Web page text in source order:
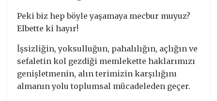
Peki biz hep böyle yaşamaya mecbur muyuz?
Elbette ki hayır!
İşsizliğin, yoksulluğun, pahalılığın, açlığın ve
sefaletin kol gezdiği memlekette haklarımızı
genişletmenin, alın terimizin karşılığını
almanın yolu toplumsal mücadeleden geçer.